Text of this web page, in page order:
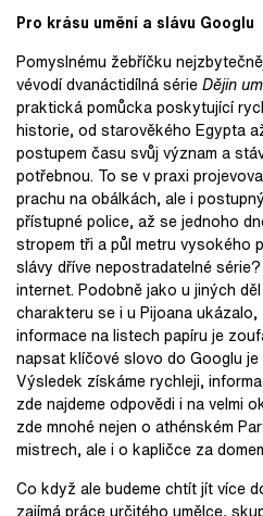
Pro krásu umění a slávu Googlu
Pomyslnému žebříčku
vévodí dvanáctidílná sérieDějin
praktická pomůcka poskytující
historie, od starověkého Egypta
postupem času svůj význam a
potřebnou. To se v praxi
prachu na obálkách, ale i
přístupné police, až se jednoho
stropem tři a půl metru vysokého
slávy dříve nepostradatelné
internet. Podobně jako u jiných
charakteru se i u Pijoana
informace na listech papíru je
napsat klíčové slovo do Googlu je
Výsledek získáme rychleji,
zde najdeme odpovědi i na velmi
zde mnohé nejen o athénském
mistrech, ale i o kapličce za
Co když ale budeme chtít jít více
zajímá práce určitého umělce,